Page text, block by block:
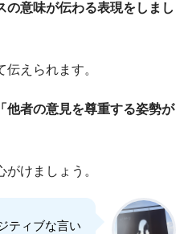
の意味が伝わる表現をしまし
えられます。
他者の意見を尊重する姿勢が
けましょう。
ティブな言い